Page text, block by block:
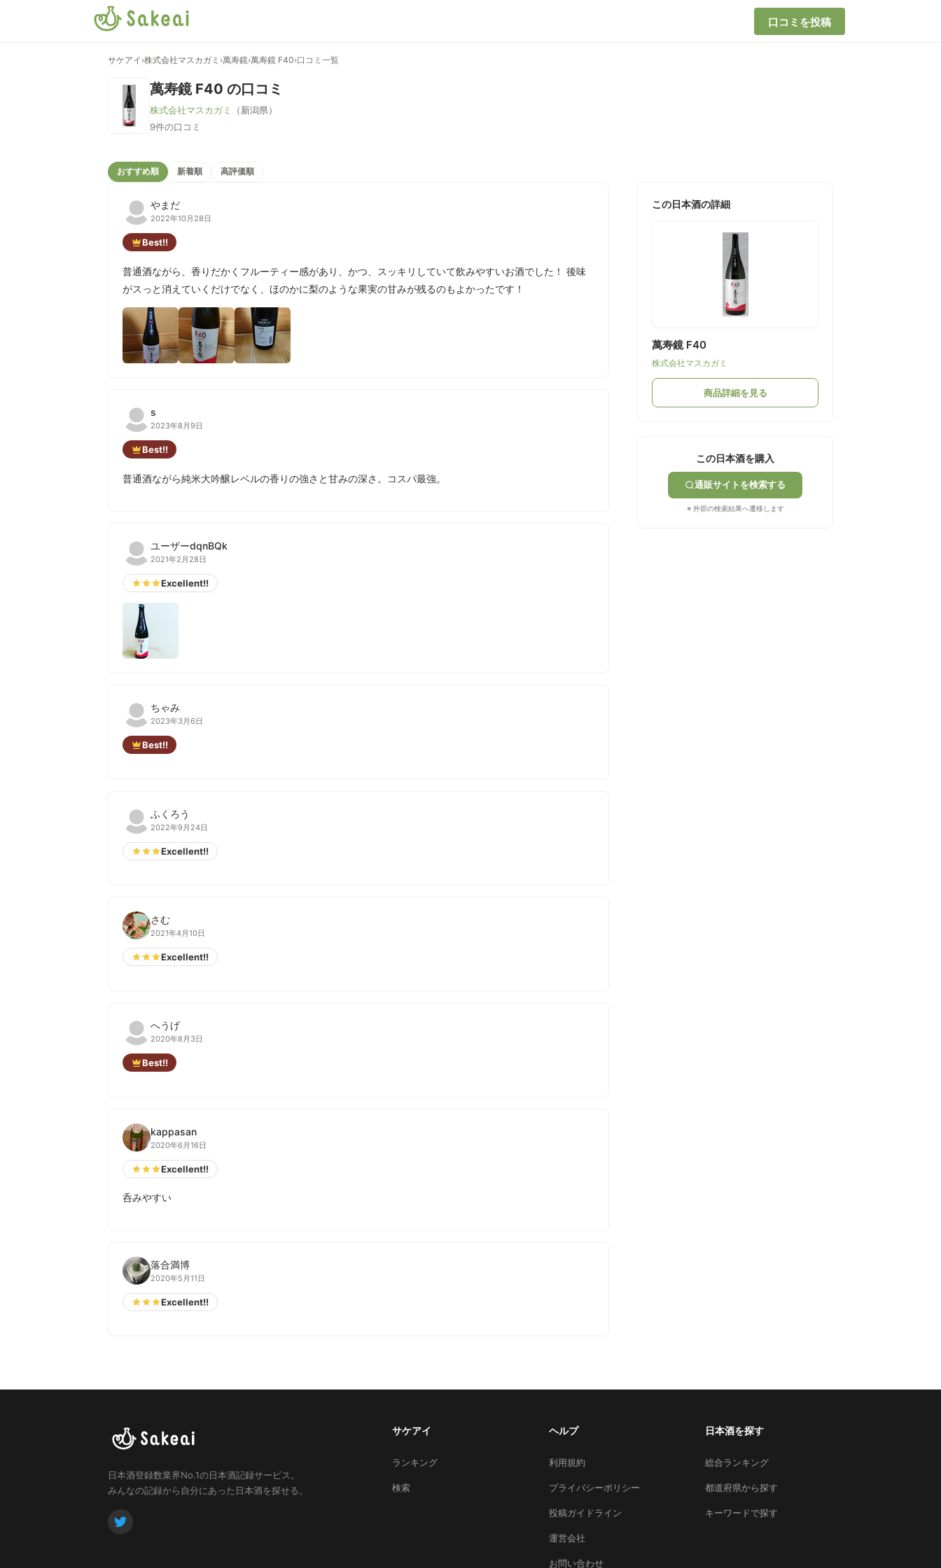
口コミを投稿
サケアイ ›株式会社マスカガミ ›萬寿鏡›萬寿鏡 F40›口コミ一覧
萬寿鏡 F40 の口コミ
株式会社マスカガミ
（新潟県）
9件の口コミ
おすすめ順 新着順 高評価順
やまだ
2022年10月28日
Best!!
普通酒ながら、香りだかくフルーティー感があり、かつ、スッキリしていて飲みやすいお酒でした！ 後味
がスっと消えていくだけでなく、ほのかに梨のような果実の甘みが残るのもよかったです！
s
2023年8月9日
Best!!
普通酒ながら純米大吟醸レベルの香りの強さと甘みの深さ。コスパ最強。
ユーザーdqnBQk
2021年2月28日
Excellent!!
ちゃみ
2023年3月6日
Best!!
ふくろう
2022年9月24日
Excellent!!
さむ
2021年4月10日
Excellent!!
へうげ
2020年8月3日
Best!!
kappasan
2020年6月16日
Excellent!!
呑みやすい
落合満博
2020年5月11日
Excellent!!
この日本酒の詳細
萬寿鏡 F40
株式会社マスカガミ
商品詳細を見る
この日本酒を購入
通販サイトを検索する
※ 外部の検索結果へ遷移します
日本酒登録数業界No.1の日本酒記録サービス。
みんなの記録から自分にあった日本酒を探せる。
サケアイ
ランキング
検索
ヘルプ
利用規約
プライバシーポリシー
投稿ガイドライン
運営会社
お問い合わせ
日本酒を探す
総合ランキング
都道府県から探す
キーワードで探す